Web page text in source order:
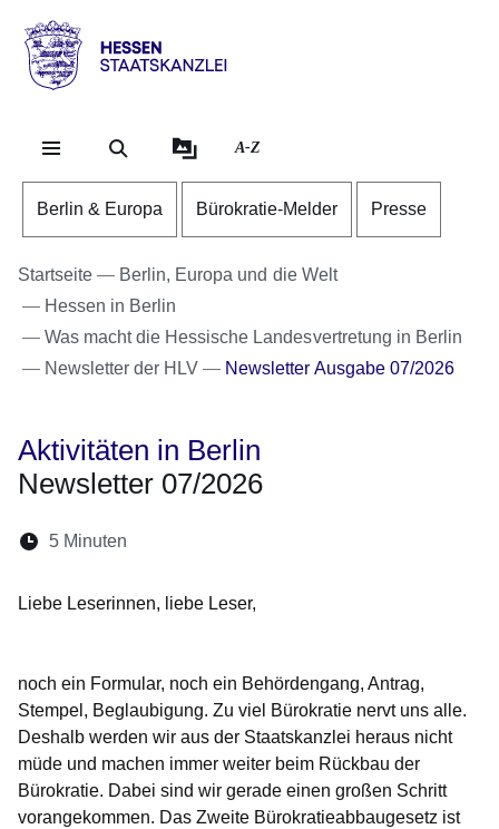
Hessen
Staatskanzlei
A-Z
Berlin & Europa Bürokratie-Melder Presse
Startseite
Berlin, Europa und die Welt
Hessen in Berlin
Was macht die Hessische Landesvertretung in Berlin
Newsletter der HLV
Newsletter Ausgabe 07/2026
Aktivitäten in Berlin
Newsletter 07/2026
Lesedauer:
5 Minuten
Liebe Leserinnen, liebe Leser,
noch ein Formular, noch ein Behördengang, Antrag,
Stempel, Beglaubigung. Zu viel Bürokratie nervt uns alle.
Deshalb werden wir aus der Staatskanzlei heraus nicht
müde und machen immer weiter beim Rückbau der
Bürokratie. Dabei sind wir gerade einen großen Schritt
vorangekommen. Das Zweite Bürokratieabbaugesetz ist